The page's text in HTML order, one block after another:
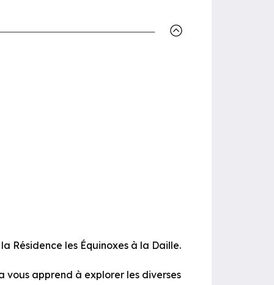
Résidence les Équinoxes à la Daille.
vous apprend à explorer les diverses